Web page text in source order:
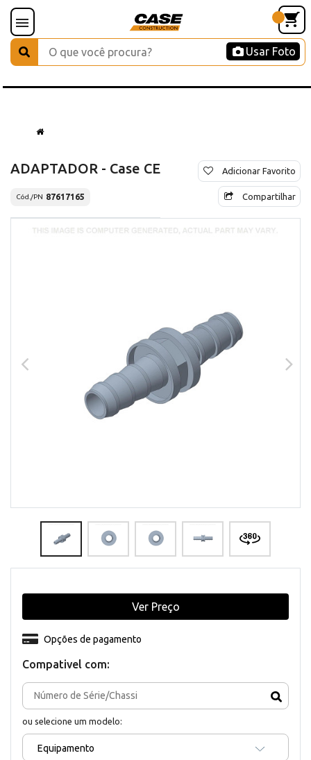
Usar Foto
ADAPTADOR - Case CE
Cód./PN 87617165
Adicionar Favorito
Compartilhar
Compativel com:
ou selecione um modelo:
Equipamento
Opções de pagamento
Ver Preço